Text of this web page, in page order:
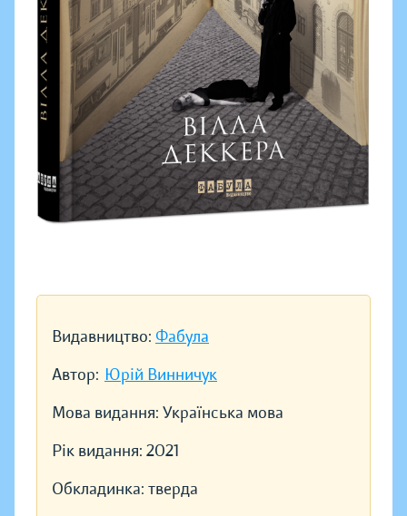
Видавництво: Фабула
Автор: Юрій Винничук
Мова видання: Українська мова
Рік видання: 2021
Обкладинка: тверда